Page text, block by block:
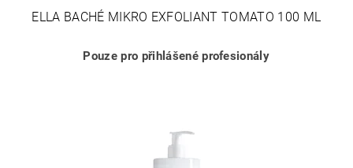
ELLA BACHÉ MIKRO EXFOLIANT TOMATO 100 ML
Pouze pro přihlášené profesionály